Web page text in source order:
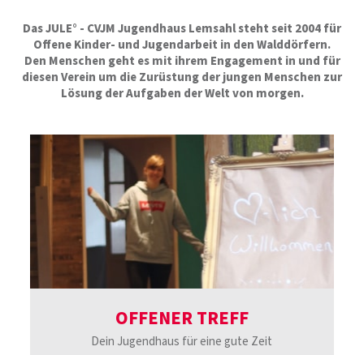
Das JULE° - CVJM Jugendhaus Lemsahl steht seit 2004 für
Offene Kinder- und Jugendarbeit in den Walddörfern.
Den Menschen geht es mit ihrem Engagement in und für
diesen Verein um die Zurüstung der jungen Menschen zur
Lösung der Aufgaben der Welt von morgen.
OFFENER TREFF
Dein Jugendhaus für eine gute Zeit